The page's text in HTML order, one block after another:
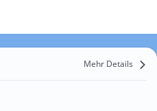
Mehr Details